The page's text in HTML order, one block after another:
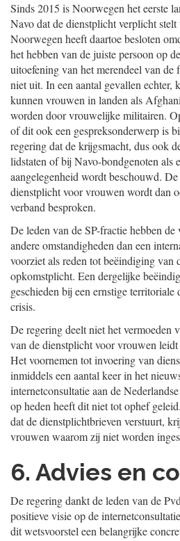
Sinds 2015 is Noorwegen het eerste
Navo dat de dienstplicht verplicht
Noorwegen heeft daartoe besloten
het hebben van de juiste persoon op
uitoefening van het merendeel van de
niet uit. In een aantal gevallen echter,
kunnen vrouwen in landen als
worden door vrouwelijke militairen.
of dit ook een gespreksonderwerp is
regering dat de krijgsmacht, dus ook
lidstaten of bij Navo-bondgenoten als
aangelegenheid wordt beschouwd.
dienstplicht voor vrouwen wordt dan
verband besproken.
De leden van de SP-fractie hebben
andere omstandigheden dan een
voorziet als reden tot beëindiging van
opkomstplicht. Een dergelijke
geschieden bij een ernstige
crisis.
De regering deelt niet het vermoeden
van de dienstplicht voor vrouwen
Het voornemen tot invoering van
inmiddels een aantal keer in het
internetconsultatie aan de
op heden heeft dit niet tot ophef
dat de dienstplichtbrieven verstuurt,
vrouwen waarom zij niet worden
6. Advies en
De regering dankt de leden van de
positieve visie op de
dit wetsvoorstel een belangrijke